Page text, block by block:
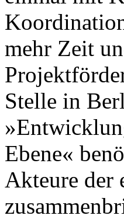
mehr Zeit
Stelle in
Ebene«
Akteure der